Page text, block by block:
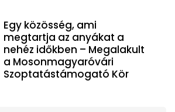
Egy közösség, ami
megtartja az anyákat a
nehéz időkben – Megalakult
a Mosonmagyaróvári
Szoptatástámogató Kör